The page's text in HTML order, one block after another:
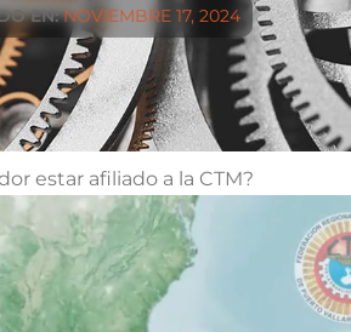
EN: NOVIEMBRE 17, 2024
estar afiliado a la CTM?